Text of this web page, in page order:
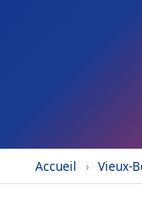
Accueil › Vieux-